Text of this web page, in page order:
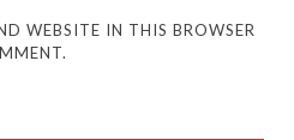
WEBSITE IN THIS BROWSER